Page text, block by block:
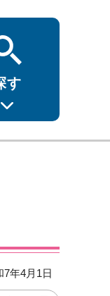
す
年4月1日